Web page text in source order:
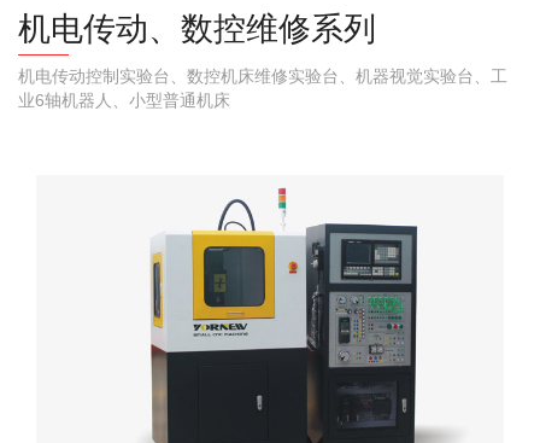
机电传动、数控维修系列
机电传动控制实验台、数控机床维修实验台、机器视觉实验台、工
业6轴机器人、小型普通机床